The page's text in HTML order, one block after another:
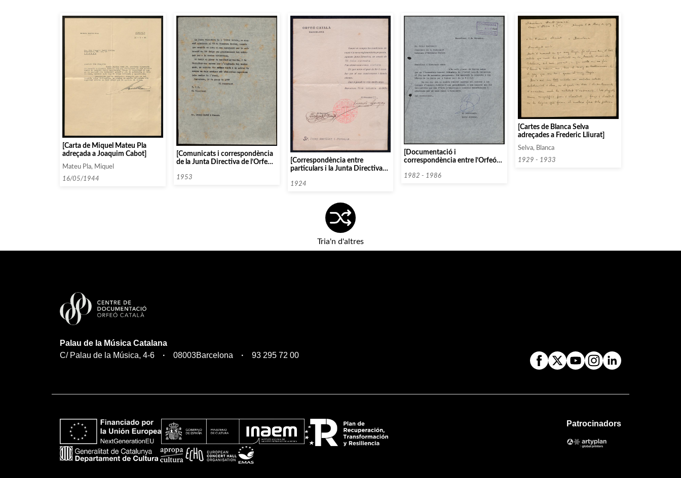
[Carta de Miquel Mateu Pla
adreçada a Joaquim Cabot]
Mateu Pla, Miquel
16/05/1944
[Comunicats i correspondència
de la Junta Directiva de l’Orfeó
1953
[Correspondència entre
particulars i la Junta Directiva
1924
[Documentació i
correspondència entre l’Orfeó
d’Entitats Corals (FCEC)]
1982 - 1986
[Cartes de Blanca Selva
adreçades a Frederic Lliurat]
Selva, Blanca
1929 - 1933
Tria'n d'altres
Palau de la Música Catalana
C/ Palau de la Música, 4-6
08003Barcelona 93 295 72 00
Patrocinadors